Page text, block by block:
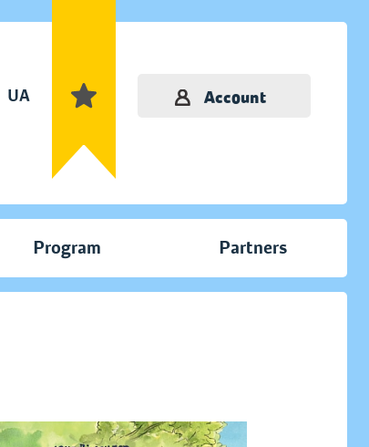
UA Account
Program Partners